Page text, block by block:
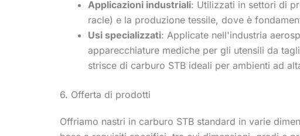
Applicazioni industriali: Utilizzati in settori di
racle) e la produzione tessile, dove è
Usi specializzati: Applicate nell'industria
apparecchiature mediche per gli utensili da
strisce di carburo STB ideali per ambienti ad
6. Offerta di prodotti
Offriamo nastri in carburo STB standard in varie